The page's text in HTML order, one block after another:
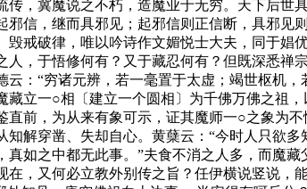
，冀魔说之不朽，造魔业于无穷。天下后世
信，继而具邪见；起邪信则正信断，具邪见
戒破律，唯以吟诗作文媚悦士大夫，同于娼
，于悟修何有？又于藏忍何有？但既深悉禅
：“穷诸元辨，若一毫置于太虚；竭世枢机
立一○相〔建立一个圆相〕为千佛万佛之祖
前，为从来有象可示，证其魔师一○之象为
解穿凿、失却自心。黄蘖云：“今时人只欲
如之中都无此事。”夫食不消之人多，而魔
，又何必立教外别传之旨？任伊横说竖说